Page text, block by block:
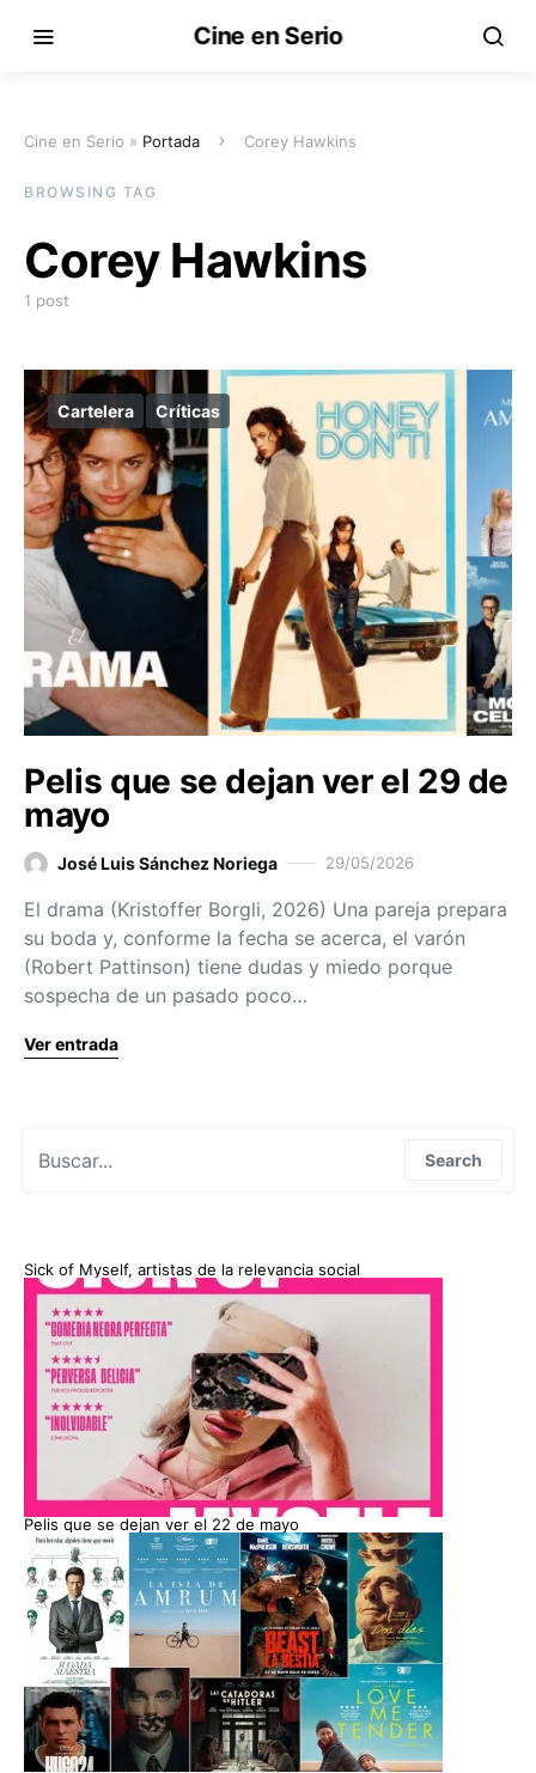
Cine en Serio
Cine en Serio » Portada Corey Hawkins
BROWSING TAG
Corey Hawkins
1 post
Cartelera Críticas
Pelis que se dejan ver el 29 de
mayo
José Luis Sánchez Noriega 29/05/2026
El drama (Kristoffer Borgli, 2026) Una pareja prepara
su boda y, conforme la fecha se acerca, el varón
(Robert Pattinson) tiene dudas y miedo porque
sospecha de un pasado poco…
Ver entrada
Search
Sick of Myself, artistas de la relevancia social
Pelis que se dejan ver el 22 de mayo